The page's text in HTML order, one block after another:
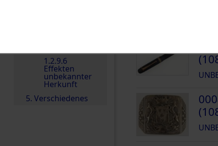
1.2.9.6
Effekten
unbekannter
Herkunft
5. Verschiedenes